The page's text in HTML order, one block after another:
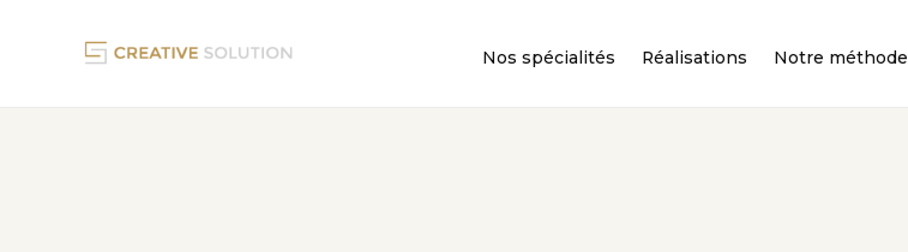
Nos spécialités Réalisations Notre méthode